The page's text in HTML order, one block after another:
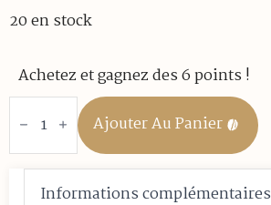
20 en stock
Achetez et gagnez des 6 points !
quantité
thé
-
L'ESTIVAN
Ajouter Au Panier